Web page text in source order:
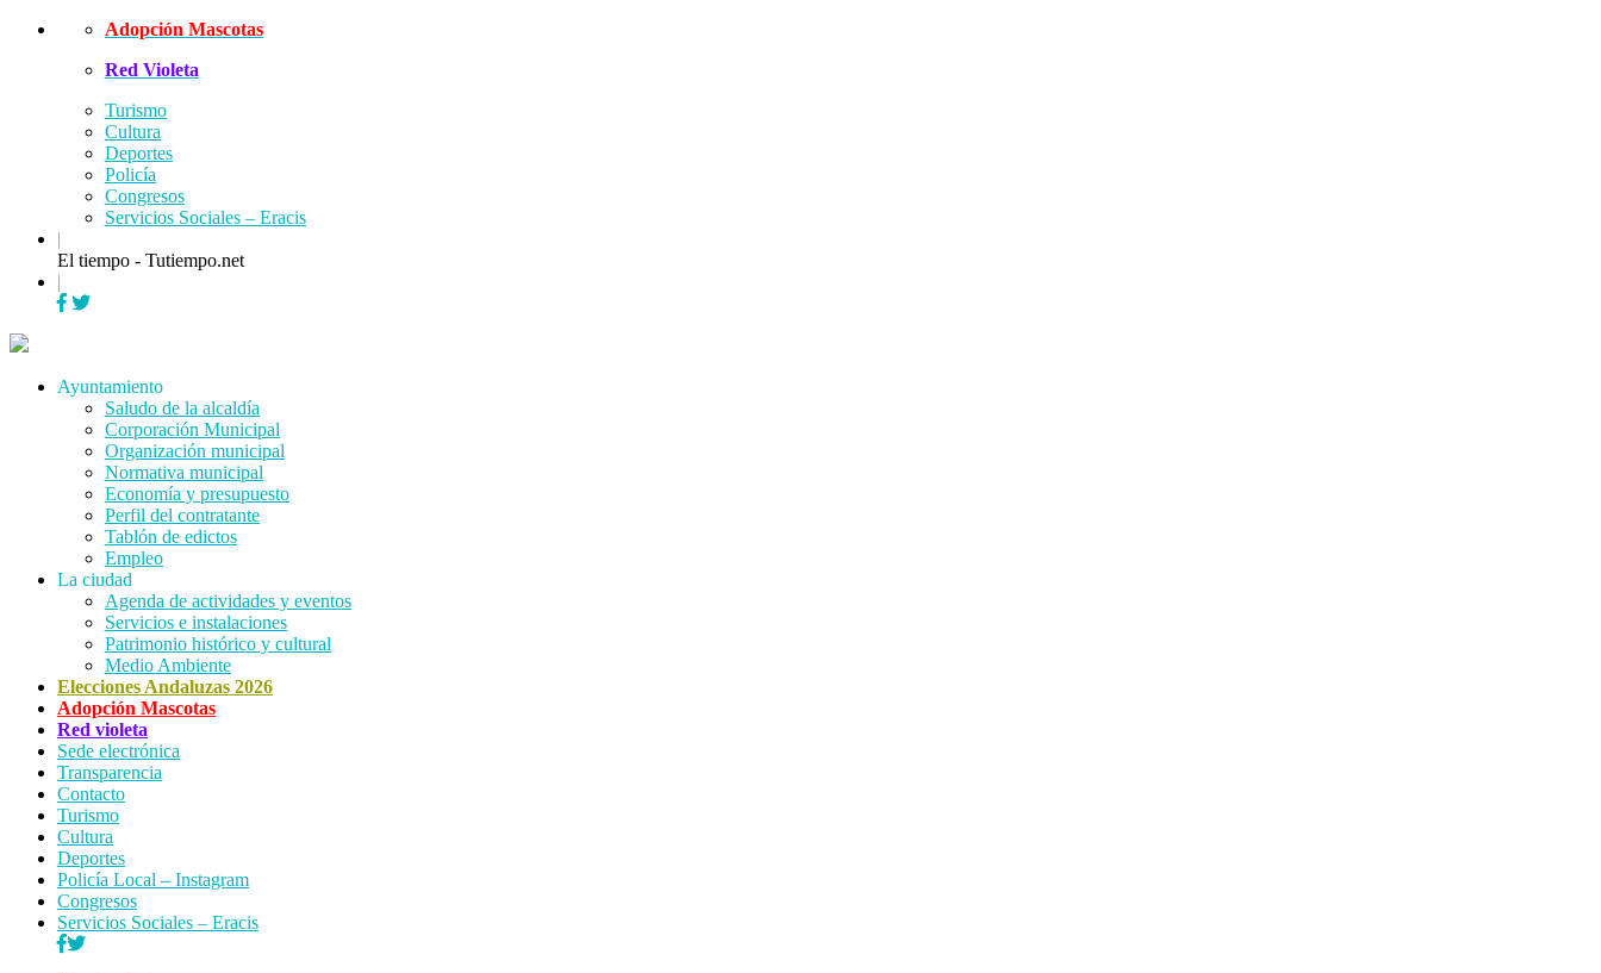
Skip
Adopción Mascotas
Red Violeta
Turismo
Cultura
Deportes
Policía
Congresos
Servicios Sociales – Eracis
|
El tiempo - Tutiempo.net
|
Menu
Ayuntamiento
Saludo de la alcaldía
Corporación Municipal
Organización municipal
Normativa municipal
Economía y presupuesto
Perfil del contratante
Tablón de edictos
Empleo
La ciudad
Agenda de actividades y eventos
Servicios e instalaciones
Patrimonio histórico y cultural
Medio Ambiente
Elecciones Andaluzas 2026
Adopción Mascotas
Red violeta
Sede electrónica
Transparencia
Contacto
Turismo
Cultura
Deportes
Policía Local – Instagram
Congresos
Servicios Sociales – Eracis